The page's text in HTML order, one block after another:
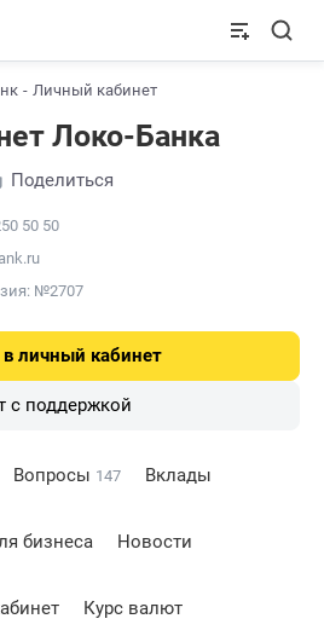
Личный кабинет
Локо-Банка
50 50
№2707
Поделиться
личный кабинет
с поддержкой
Вопросы 147 Вклады
бизнеса Новости
Курс валют